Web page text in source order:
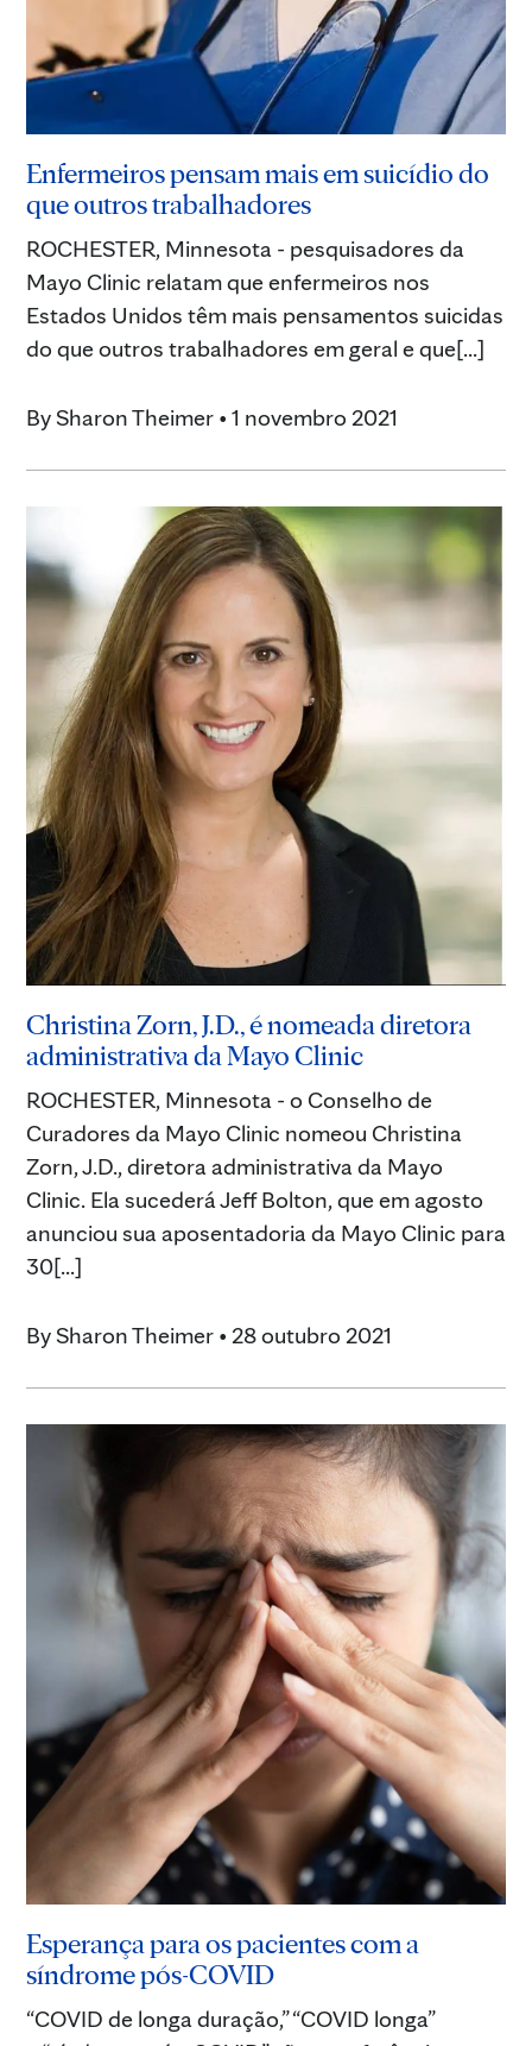
Enfermeiros pensam mais em suicídio do
que outros trabalhadores
ROCHESTER, Minnesota - pesquisadores da
Mayo Clinic relatam que enfermeiros nos
Estados Unidos têm mais pensamentos suicidas
do que outros trabalhadores em geral e que[...]
By Sharon Theimer • 1 novembro 2021
Christina Zorn, J.D., é nomeada diretora
administrativa da Mayo Clinic
ROCHESTER, Minnesota - o Conselho de
Curadores da Mayo Clinic nomeou Christina
Zorn, J.D., diretora administrativa da Mayo
Clinic. Ela sucederá Jeff Bolton, que em agosto
anunciou sua aposentadoria da Mayo Clinic para
30[...]
By Sharon Theimer • 28 outubro 2021
Esperança para os pacientes com a
síndrome pós-COVID
“COVID de longa duração,” “COVID longa”